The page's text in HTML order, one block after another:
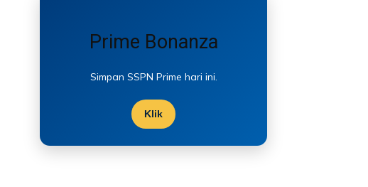
Prime Bonanza
Simpan SSPN Prime hari ini.
Klik